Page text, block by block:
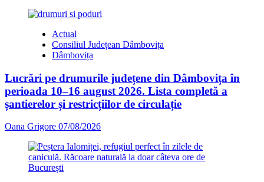
Actual
Consiliul Județean Dâmbovița
Dâmbovița
Lucrări pe drumurile județene din Dâmbovița în
perioada 10–16 august 2026. Lista completă a
șantierelor și restricțiilor de circulație
Oana Grigore 07/08/2026